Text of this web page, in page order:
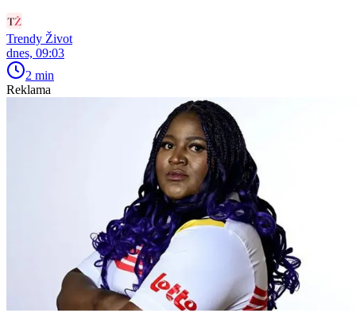
Trendy Život
dnes, 09:03
2 min
Reklama